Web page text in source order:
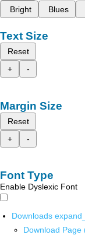
Bright
Blues
Text Size
Reset
+
-
Margin Size
Reset
+
-
Font Type
Enable Dyslexic Font
Downloads
Download Page